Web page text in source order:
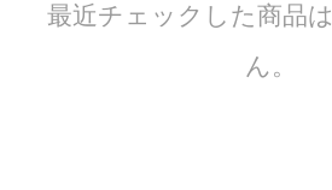
最近チェックした商品
ん。